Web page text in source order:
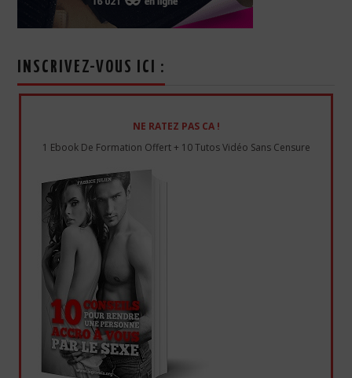
INSCRIVEZ-VOUS ICI :
NE RATEZ PAS CA !
1 Ebook De Formation Offert + 10 Tutos Vidéo Sans Censure